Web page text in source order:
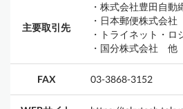
主要取引先
・株式会社豊田自動
・日本郵便株式会社
・トライネット・
・国分株式会社 他
FAX 03-3868-3152